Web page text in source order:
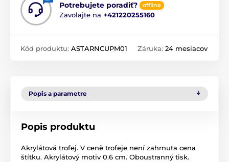
Potrebujete poradiť? offline
Zavolajte na +421220255160
Kód produktu: ASTARNCUPM01 Záruka: 24 mesiacov
Popis a parametre
Popis produktu
Akrylátová trofej. V ceně trofeje není zahrnuta cena
štítku. Akrylátový motiv 0.6 cm. Oboustranný tisk.